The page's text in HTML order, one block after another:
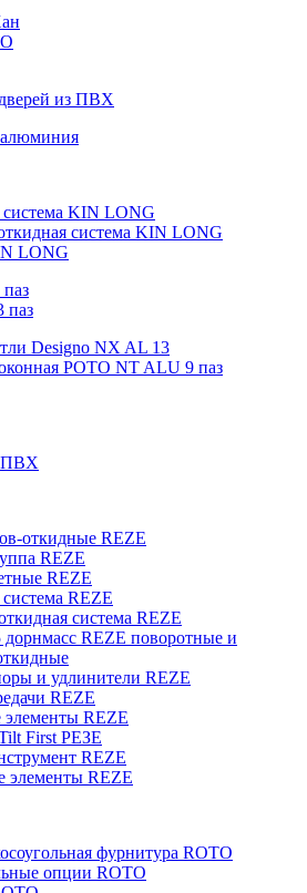
из ПВХ
алюминия
система KIN LONG
система KIN LONG
LONG
паз
Designo NX AL 13
РОТО NT ALU 9 паз
ПВХ
откидные REZE
REZE
REZE
REZE
система REZE
REZE поворотные и
и удлинители REZE
REZE
REZE
First РЕЗЕ
REZE
элементы REZE
фурнитура ROTO
опции ROTO